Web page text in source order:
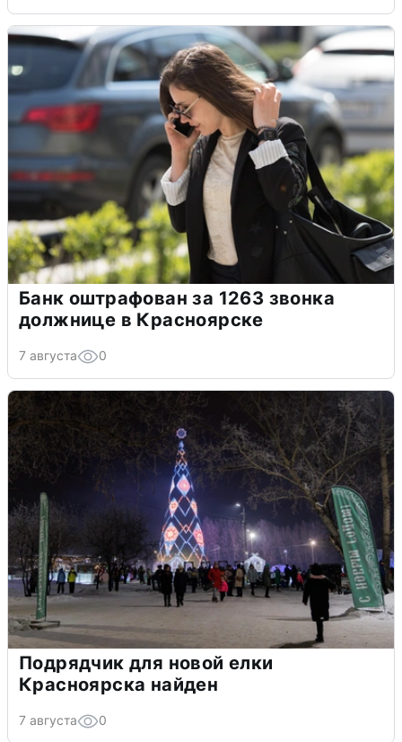
Банк оштрафован за 1263 звонка
должнице в Красноярске
7 августа 0
Подрядчик для новой елки
Красноярска найден
7 августа 0